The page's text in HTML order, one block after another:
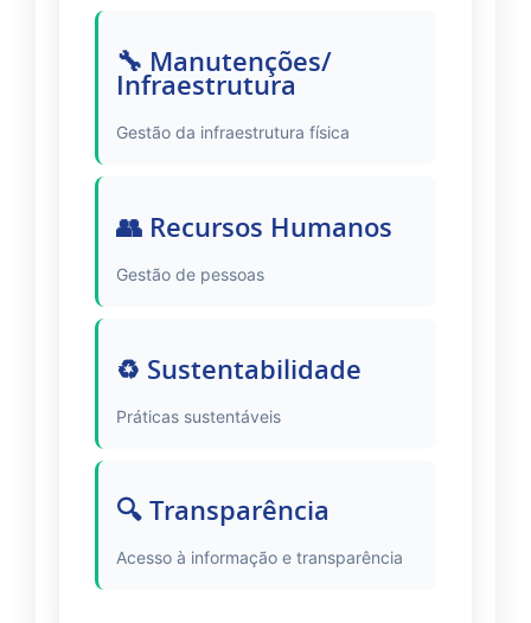
🔧 Manutenções/
Infraestrutura
Gestão da infraestrutura física
👥 Recursos Humanos
Gestão de pessoas
♻️ Sustentabilidade
Práticas sustentáveis
🔍 Transparência
Acesso à informação e transparência